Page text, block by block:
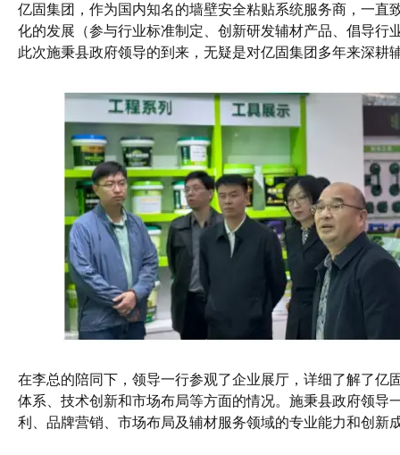
亿固集团，作为国内知名的墙壁安全粘贴系统服务商，一直
化的发展（参与行业标准制定、创新研发辅材产品、倡导行
此次施秉县政府领导的到来，无疑是对亿固集团多年来深耕
在李总的陪同下，领导一行参观了企业展厅，详细了解了亿
体系、技术创新和市场布局等方面的情况。施秉县政府领导
利、品牌营销、市场布局及辅材服务领域的专业能力和创新